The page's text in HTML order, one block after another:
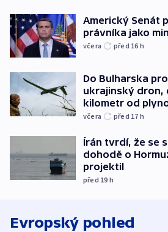
Americký Senát
právníka jako
včera před 16 h
Do Bulharska
ukrajinský dron,
kilometr od
včera před 17 h
Írán tvrdí, že se
dohodě o
projektil
před 19 h
Evropský pohled